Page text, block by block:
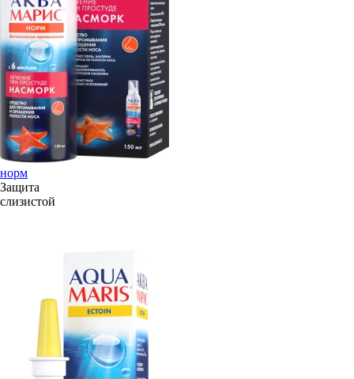
норм
Защита
слизистой